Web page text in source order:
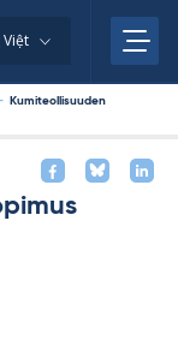
Kumiteollisuuden